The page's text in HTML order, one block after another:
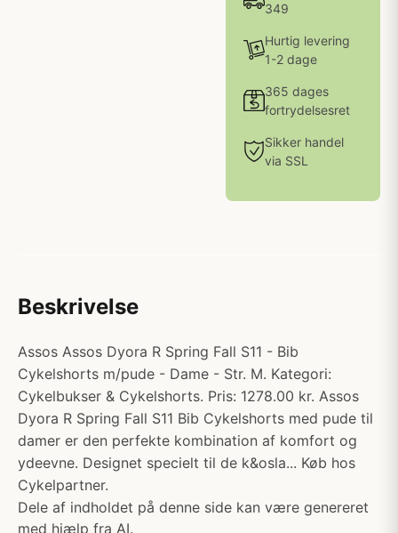
349
Hurtig levering
1-2 dage
365 dages
fortrydelsesret
Sikker handel
via SSL
Beskrivelse
Assos Assos Dyora R Spring Fall S11 - Bib
Cykelshorts m/pude - Dame - Str. M. Kategori:
Cykelbukser & Cykelshorts. Pris: 1278.00 kr. Assos
Dyora R Spring Fall S11 Bib Cykelshorts med pude til
damer er den perfekte kombination af komfort og
ydeevne. Designet specielt til de k&osla... Køb hos
Cykelpartner.
Dele af indholdet på denne side kan være genereret
med hjælp fra AI.